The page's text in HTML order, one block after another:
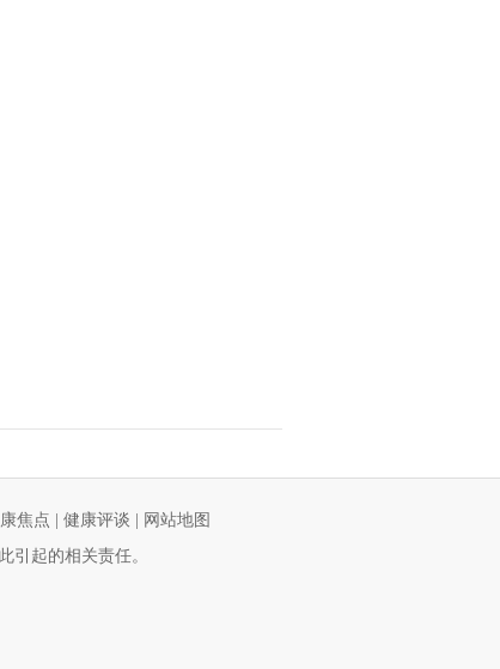
焦点 健康评谈
网站地图
引起的相关责任。